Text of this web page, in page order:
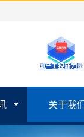
关于我